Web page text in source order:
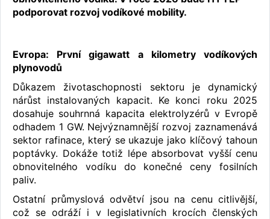
podporovat rozvoj vodíkové mobility.
Evropa: První gigawatt a kilometry vodíkových
plynovodů
Důkazem životaschopnosti sektoru je dynamický
nárůst instalovaných kapacit. Ke konci roku 2025
dosahuje souhrnná kapacita elektrolyzérů v Evropě
odhadem 1 GW. Nejvýznamnější rozvoj zaznamenává
sektor rafinace, který se ukazuje jako klíčový tahoun
poptávky. Dokáže totiž lépe absorbovat vyšší cenu
obnovitelného vodíku do konečné ceny fosilních
paliv.
Ostatní průmyslová odvětví jsou na cenu citlivější,
což se odráží i v legislativních krocích členských